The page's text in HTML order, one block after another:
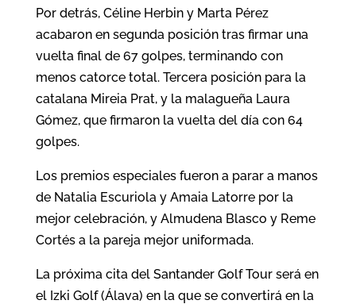
Por detrás, Céline Herbin y Marta Pérez
acabaron en segunda posición tras firmar una
vuelta final de 67 golpes, terminando con
menos catorce total. Tercera posición para la
catalana Mireia Prat, y la malagueña Laura
Gómez, que firmaron la vuelta del día con 64
golpes.
Los premios especiales fueron a parar a manos
de Natalia Escuriola y Amaia Latorre por la
mejor celebración, y Almudena Blasco y Reme
Cortés a la pareja mejor uniformada.
La próxima cita del Santander Golf Tour será en
el Izki Golf (Álava) en la que se convertirá en la